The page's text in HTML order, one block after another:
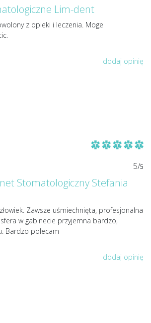
Lim-dent
z opieki i leczenia. Moge
dodaj opinię
5/5
Stomatologiczny Stefania
Zawsze uśmiechnięta, profesjonalna
w gabinecie przyjemna bardzo,
Bardzo polecam
dodaj opinię